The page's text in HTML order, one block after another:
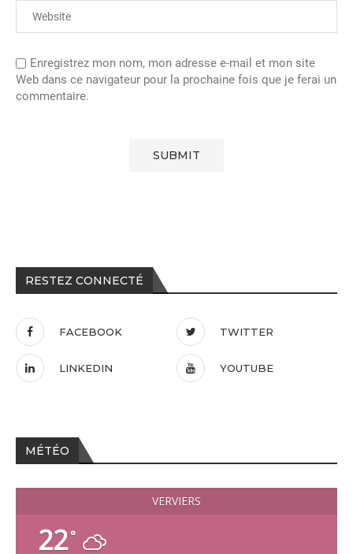
Enregistrez mon nom, mon adresse e-mail et mon site
Web dans ce navigateur pour la prochaine fois que je ferai un
commentaire.
RESTEZ CONNECTÉ
FACEBOOK TWITTER
LINKEDIN YOUTUBE
MÉTÉO
VERVIERS
22°